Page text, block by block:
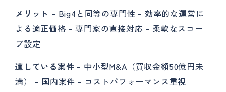
メリット – Big4と同等の専門性 – 効率的な運営に
よる適正価格 – 専門家の直接対応 – 柔軟なスコー
プ設定
適している案件 – 中小型M&A（買収金額50億円未
満） – 国内案件 – コストパフォーマンス重視